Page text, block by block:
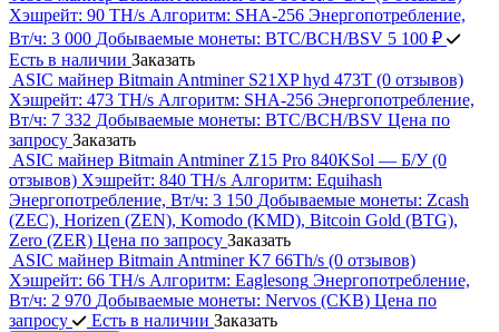
Хэшрейт: 90 TH/s Алгоритм: SHA-256 Энергопотребление,
Вт/ч: 3 000 Добываемые монеты: BTC/BCH/BSV 5 100 ₽
Есть в наличии Заказать
ASIC майнер Bitmain Antminer S21XP hyd 473T (0 отзывов)
Хэшрейт: 473 TH/s Алгоритм: SHA‑256 Энергопотребление,
Вт/ч: 7 332 Добываемые монеты: BTC/BCH/BSV Цена по
запросу Заказать
ASIC майнер Bitmain Antminer Z15 Pro 840KSol — Б/У (0
отзывов) Хэшрейт: 840 TH/s Алгоритм: Equihash
Энергопотребление, Вт/ч: 3 150 Добываемые монеты: Zcash
(ZEC), Horizen (ZEN), Komodo (KMD), Bitcoin Gold (BTG),
Zero (ZER) Цена по запросу Заказать
ASIC майнер Bitmain Antminer K7 66Th/s (0 отзывов)
Хэшрейт: 66 TH/s Алгоритм: Eaglesong Энергопотребление,
Вт/ч: 2 970 Добываемые монеты: Nervos (CKB) Цена по
запросу
Есть в наличии Заказать